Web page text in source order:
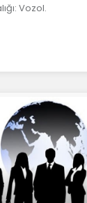
Vozol.